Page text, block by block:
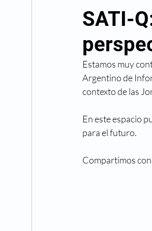
SATI-
Estamos muy
Argentino de
contexto de las
En este espacio
para el futuro.
Compartimos